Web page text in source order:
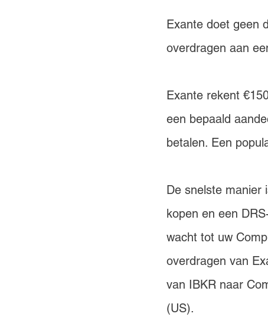
Exante doet geen
overdragen aan
Exante rekent
een bepaald
betalen. Een
De snelste manier
kopen en een
wacht tot uw
overdragen van
van IBKR naar
(US).